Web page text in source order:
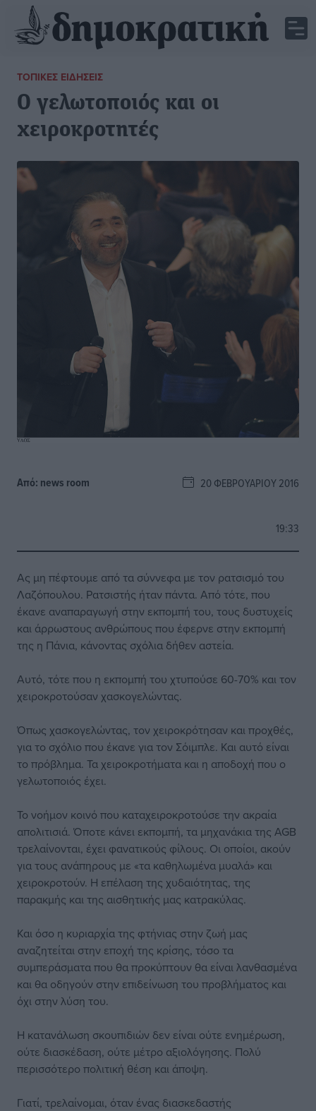
ΤΟΠΙΚΈΣ ΕΙΔΉΣΕΙΣ
Ο γελωτοποιός και οι
χειροκροτητές
Από: news room 20 ΦΕΒΡΟΥΑΡΊΟΥ 2016
19:33
Ας μη πέφτουμε από τα σύννεφα με τον ρατσισμό του
Λαζόπουλου. Ρατσιστής ήταν πάντα. Από τότε, που
έκανε αναπαραγωγή στην εκπομπή του, τους δυστυχείς
και άρρωστους ανθρώπους που έφερνε στην εκπομπή
της η Πάνια, κάνοντας σχόλια δήθεν αστεία.
Αυτό, τότε που η εκπομπή του χτυπούσε 60-70% και τον
χειροκροτούσαν χασκογελώντας.
Όπως χασκογελώντας, τον χειροκρότησαν και προχθές,
για το σχόλιο που έκανε για τον Σόιμπλε. Και αυτό είναι
το πρόβλημα. Τα χειροκροτήματα και η αποδοχή που ο
γελωτοποιός έχει.
Το νοήμον κοινό που καταχειροκροτούσε την ακραία
απολιτισιά. Όποτε κάνει εκπομπή, τα μηχανάκια της AGB
τρελαίνονται, έχει φανατικούς φίλους. Οι οποίοι, ακούν
για τους ανάπηρους με «τα καθηλωμένα μυαλά» και
χειροκροτούν. Η επέλαση της χυδαιότητας, της
παρακμής και της αισθητικής μας κατρακύλας.
Και όσο η κυριαρχία της φτήνιας στην ζωή μας
αναζητείται στην εποχή της κρίσης, τόσο τα
συμπεράσματα που θα προκύπτουν θα είναι λανθασμένα
και θα οδηγούν στην επιδείνωση του προβλήματος και
όχι στην λύση του.
Η κατανάλωση σκουπιδιών δεν είναι ούτε ενημέρωση,
ούτε διασκέδαση, ούτε μέτρο αξιολόγησης. Πολύ
περισσότερο πολιτική θέση και άποψη.
Γιατί, τρελαίνομαι, όταν ένας διασκεδαστής